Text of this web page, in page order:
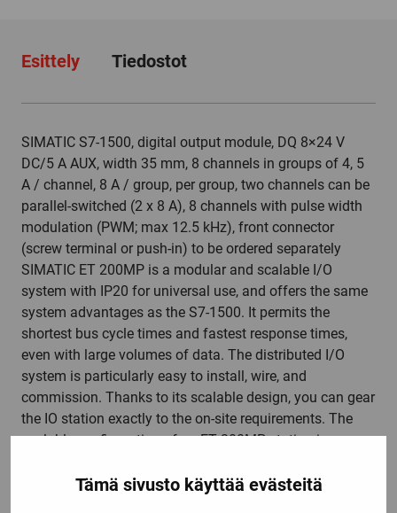
Tämä sivusto käyttää evästeitä
Esittely Tiedostot
SIMATIC S7-1500, digital output module, DQ 8×24 V
DC/5 A AUX, width 35 mm, 8 channels in groups of 4, 5
A / channel, 8 A / group, per group, two channels can be
parallel-switched (2 x 8 A), 8 channels with pulse width
modulation (PWM; max 12.5 kHz), front connector
(screw terminal or push-in) to be ordered separately
SIMATIC ET 200MP is a modular and scalable I/O
system with IP20 for universal use, and offers the same
system advantages as the S7-1500. It permits the
shortest bus cycle times and fastest response times,
even with large volumes of data. The distributed I/O
system is particularly easy to install, wire, and
commission. Thanks to its scalable design, you can gear
the IO station exactly to the on-site requirements. The
scalable configuration of an ET 200MP station is
number of digital and analog input and output modules